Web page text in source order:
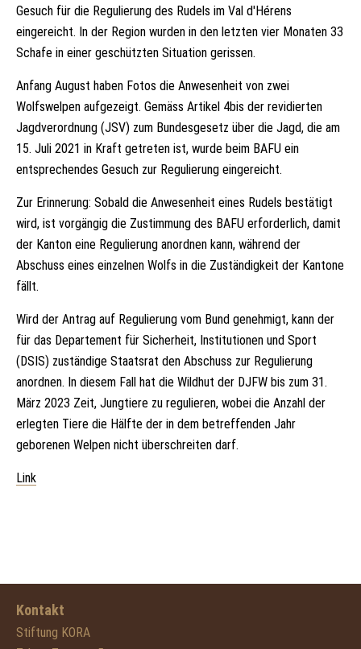
Gesuch für die Regulierung des Rudels im Val d'Hérens
eingereicht. In der Region wurden in den letzten vier Monaten 33
Schafe in einer geschützten Situation gerissen.
Anfang August haben Fotos die Anwesenheit von zwei
Wolfswelpen aufgezeigt. Gemäss Artikel 4bis der revidierten
Jagdverordnung (JSV) zum Bundesgesetz über die Jagd, die am
15. Juli 2021 in Kraft getreten ist, wurde beim BAFU ein
entsprechendes Gesuch zur Regulierung eingereicht.
Zur Erinnerung: Sobald die Anwesenheit eines Rudels bestätigt
wird, ist vorgängig die Zustimmung des BAFU erforderlich, damit
der Kanton eine Regulierung anordnen kann, während der
Abschuss eines einzelnen Wolfs in die Zuständigkeit der Kantone
fällt.
Wird der Antrag auf Regulierung vom Bund genehmigt, kann der
für das Departement für Sicherheit, Institutionen und Sport
(DSIS) zuständige Staatsrat den Abschuss zur Regulierung
anordnen. In diesem Fall hat die Wildhut der DJFW bis zum 31.
März 2023 Zeit, Jungtiere zu regulieren, wobei die Anzahl der
erlegten Tiere die Hälfte der in dem betreffenden Jahr
geborenen Welpen nicht überschreiten darf.
Link
Kontakt
Stiftung KORA